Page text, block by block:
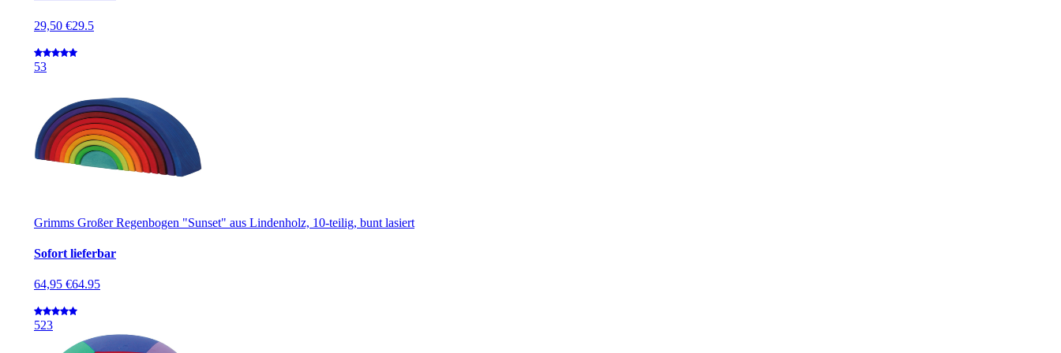
29,50 €29.5
53
Grimms Großer Regenbogen "Sunset" aus Lindenholz, 10-teilig, bunt lasiert
Sofort lieferbar
64,95 €64.95
523